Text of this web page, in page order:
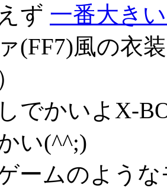
ず 一番大き
(FF7)風の衣
でかいよX-
い(^^;)
ームのよう